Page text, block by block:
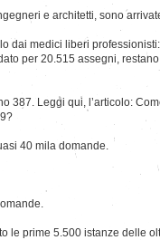
e architetti, sono
dai medici liberi
per 20.515 assegni,
387. Leggi qui, l’articolo:
40 mila domande.
le prime 5.500 istanze delle